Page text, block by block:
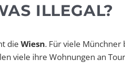
ILLEGAL?
die Wiesn. Für viele
viele ihre Wohnungen an